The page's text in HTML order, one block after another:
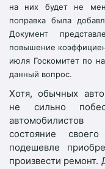
на них будет не
поправка была
Документ
повышение
июля Госкомитет по
данный вопрос.
Хотя, обычных
не сильно
автомобилистов
состояние
подешевле
произвести